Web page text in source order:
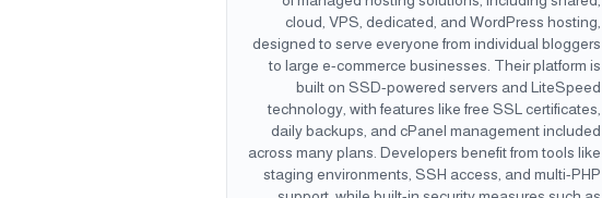
cloud, VPS, dedicated, and WordPress hosting,
designed to serve everyone from individual bloggers
to large e-commerce businesses. Their platform is
built on SSD-powered servers and LiteSpeed
technology, with features like free SSL certificates,
daily backups, and cPanel management included
across many plans. Developers benefit from tools like
staging environments, SSH access, and multi-PHP